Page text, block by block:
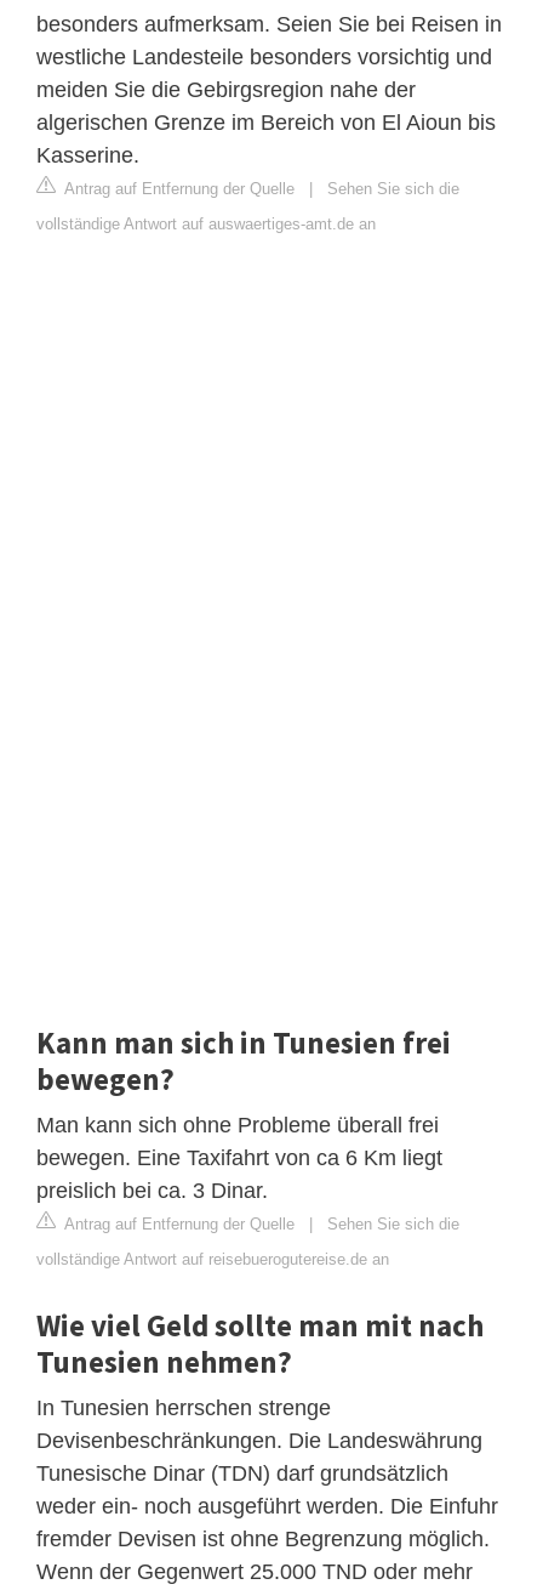
besonders aufmerksam. Seien Sie bei Reisen in
westliche Landesteile besonders vorsichtig und
meiden Sie die Gebirgsregion nahe der
algerischen Grenze im Bereich von El Aioun bis
Kasserine.
Antrag auf Entfernung der Quelle | Sehen Sie sich die
vollständige Antwort auf auswaertiges-amt.de an
Kann man sich in Tunesien frei
bewegen?
Man kann sich ohne Probleme überall frei
bewegen. Eine Taxifahrt von ca 6 Km liegt
preislich bei ca. 3 Dinar.
Antrag auf Entfernung der Quelle | Sehen Sie sich die
vollständige Antwort auf reisebuerogutereise.de an
Wie viel Geld sollte man mit nach
Tunesien nehmen?
In Tunesien herrschen strenge
Devisenbeschränkungen. Die Landeswährung
Tunesische Dinar (TDN) darf grundsätzlich
weder ein- noch ausgeführt werden. Die Einfuhr
fremder Devisen ist ohne Begrenzung möglich.
Wenn der Gegenwert 25.000 TND oder mehr